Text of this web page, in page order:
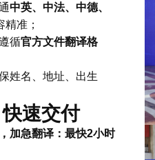
中英、中法、中德、
精准；
循官方文件翻译格
名、地址、出生
速交付
加急翻译：最快2小时